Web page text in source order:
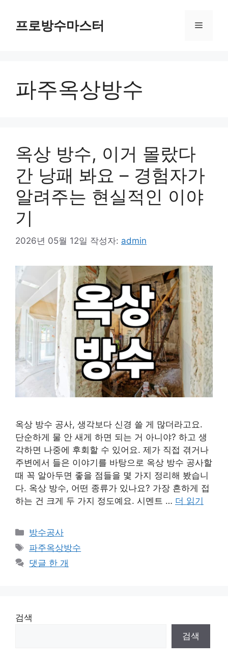
프로방수마스터 메
파주옥상방수
옥상 방수, 이거 몰랐다
간 낭패 봐요 – 경험자가
알려주는 현실적인 이야
기
2026년 05월 12일 작성자: admin
옥상 방수 공사, 생각보다 신경 쓸 게 많더라고요.
단순하게 물 안 새게 하면 되는 거 아니야? 하고 생
각하면 나중에 후회할 수 있어요. 제가 직접 겪거나
주변에서 들은 이야기를 바탕으로 옥상 방수 공사할
때 꼭 알아두면 좋을 점들을 몇 가지 정리해 봤습니
다. 옥상 방수, 어떤 종류가 있나요? 가장 흔하게 접
하는 건 크게 두 가지 정도예요. 시멘트 … 더 읽기
카
테
고
리
방수공사
태
그
파주옥상방수
댓글 한 개
검색
검색